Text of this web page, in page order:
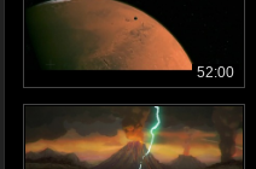
52:00